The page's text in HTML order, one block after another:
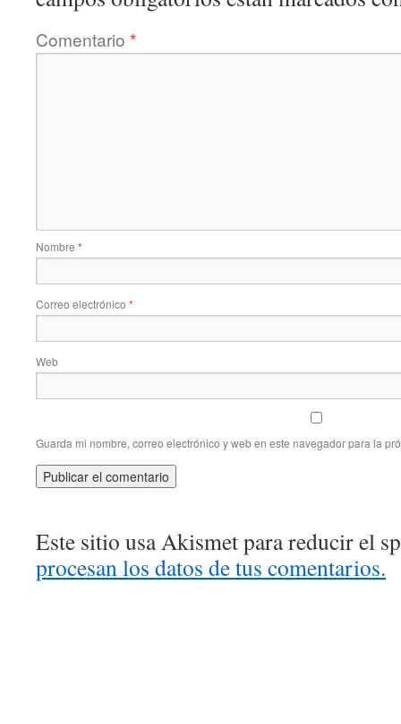
Comentario *
Nombre *
Correo electrónico *
Web
Guarda mi nombre, correo electrónico y web en este navegador para la
Este sitio usa Akismet para reducir el
procesan los datos de tus comentarios.